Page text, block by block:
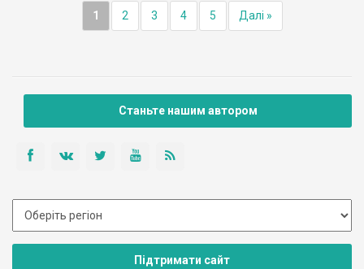
1 2 3 4 5 Далі »
Станьте нашим автором
Підтримати сайт